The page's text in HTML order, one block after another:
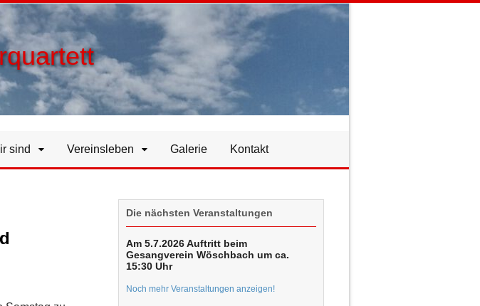
sind Vereinsleben Galerie Kontakt
Die nächsten Veranstaltungen
Am 5.7.2026 Auftritt beim
Gesangverein Wöschbach um ca.
15:30 Uhr
Noch mehr Veranstaltungen anzeigen!